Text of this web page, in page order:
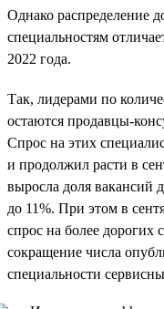
Однако распределение
специальностям
2022 года.
Так, лидерами по
остаются продавцы-
Спрос на этих
и продолжил расти в
выросла доля вакансий
до 11%. При этом в
спрос на более дорогих
сокращение числа
специальности